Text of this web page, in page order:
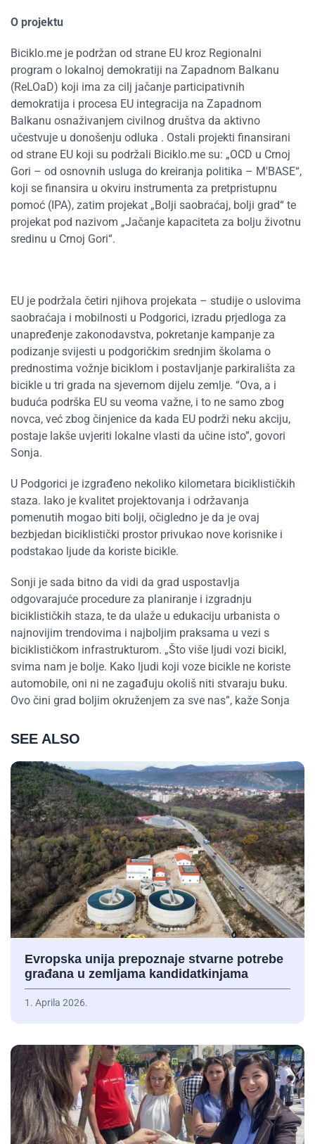
O projektu
Biciklo.me je podržan od strane EU kroz Regionalni
program o lokalnoj demokratiji na Zapadnom Balkanu
(ReLOaD) koji ima za cilj jačanje participativnih
demokratija i procesa EU integracija na Zapadnom
Balkanu osnaživanjem civilnog društva da aktivno
učestvuje u donošenju odluka . Ostali projekti finansirani
od strane EU koji su podržali Biciklo.me su: „OCD u Crnoj
Gori – od osnovnih usluga do kreiranja politika – M'BASE“,
koji se finansira u okviru instrumenta za pretpristupnu
pomoć (IPA), zatim projekat „Bolji saobraćaj, bolji grad“ te
projekat pod nazivom „Jačanje kapaciteta za bolju životnu
sredinu u Crnoj Gori“.
EU je podržala četiri njihova projekata – studije o uslovima
saobraćaja i mobilnosti u Podgorici, izradu prjedloga za
unapređenje zakonodavstva, pokretanje kampanje za
podizanje svijesti u podgoričkim srednjim školama o
prednostima vožnje biciklom i postavljanje parkirališta za
bicikle u tri grada na sjevernom dijelu zemlje. “Ova, a i
buduća podrška EU su veoma važne, i to ne samo zbog
novca, već zbog činjenice da kada EU podrži neku akciju,
postaje lakše uvjeriti lokalne vlasti da učine isto”, govori
Sonja.
U Podgorici je izgrađeno nekoliko kilometara biciklističkih
staza. Iako je kvalitet projektovanja i održavanja
pomenutih mogao biti bolji, očigledno je da je ovaj
bezbjedan biciklistički prostor privukao nove korisnike i
podstakao ljude da koriste bicikle.
Sonji je sada bitno da vidi da grad uspostavlja
odgovarajuće procedure za planiranje i izgradnju
biciklističkih staza, te da ulaže u edukaciju urbanista o
najnovijim trendovima i najboljim praksama u vezi s
biciklističkom infrastrukturom. „Što više ljudi vozi bicikl,
svima nam je bolje. Kako ljudi koji voze bicikle ne koriste
automobile, oni ni ne zagađuju okoliš niti stvaraju buku.
Ovo čini grad boljim okruženjem za sve nas”, kaže Sonja
SEE ALSO
Evropska unija prepoznaje stvarne potrebe
građana u zemljama kandidatkinjama
1. Aprila 2026.